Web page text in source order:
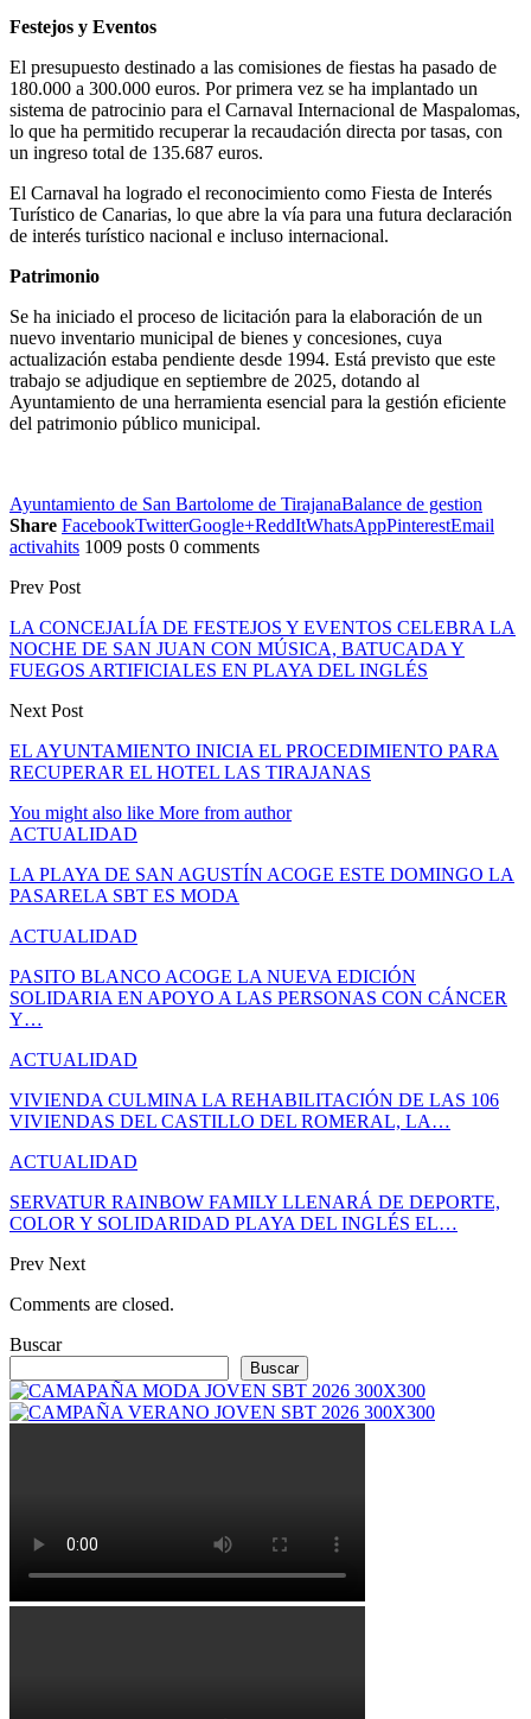
Festejos y Eventos
El presupuesto destinado a las comisiones de fiestas ha pasado de
180.000 a 300.000 euros. Por primera vez se ha implantado un
sistema de patrocinio para el Carnaval Internacional de Maspalomas,
lo que ha permitido recuperar la recaudación directa por tasas, con
un ingreso total de 135.687 euros.
El Carnaval ha logrado el reconocimiento como Fiesta de Interés
Turístico de Canarias, lo que abre la vía para una futura declaración
de interés turístico nacional e incluso internacional.
Patrimonio
Se ha iniciado el proceso de licitación para la elaboración de un
nuevo inventario municipal de bienes y concesiones, cuya
actualización estaba pendiente desde 1994. Está previsto que este
trabajo se adjudique en septiembre de 2025, dotando al
Ayuntamiento de una herramienta esencial para la gestión eficiente
del patrimonio público municipal.
Ayuntamiento de San Bartolome de TirajanaBalance de gestion
Share FacebookTwitterGoogle+ReddItWhatsAppPinterestEmail
activahits 1009 posts 0 comments
Prev Post
LA CONCEJALÍA DE FESTEJOS Y EVENTOS CELEBRA LA
NOCHE DE SAN JUAN CON MÚSICA, BATUCADA Y
FUEGOS ARTIFICIALES EN PLAYA DEL INGLÉS
Next Post
EL AYUNTAMIENTO INICIA EL PROCEDIMIENTO PARA
RECUPERAR EL HOTEL LAS TIRAJANAS
You might also like More from author
ACTUALIDAD
LA PLAYA DE SAN AGUSTÍN ACOGE ESTE DOMINGO LA
PASARELA SBT ES MODA
ACTUALIDAD
PASITO BLANCO ACOGE LA NUEVA EDICIÓN
SOLIDARIA EN APOYO A LAS PERSONAS CON CÁNCER
Y…
ACTUALIDAD
VIVIENDA CULMINA LA REHABILITACIÓN DE LAS 106
VIVIENDAS DEL CASTILLO DEL ROMERAL, LA…
ACTUALIDAD
SERVATUR RAINBOW FAMILY LLENARÁ DE DEPORTE,
COLOR Y SOLIDARIDAD PLAYA DEL INGLÉS EL…
Prev Next
Comments are closed.
Buscar
Buscar